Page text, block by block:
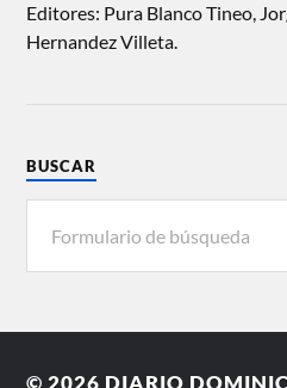
Editores: Pura Blanco Tineo,
Hernandez Villeta.
BUSCAR